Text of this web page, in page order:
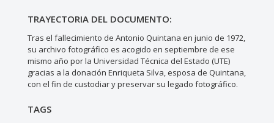
TRAYECTORIA DEL DOCUMENTO:
Tras el fallecimiento de Antonio Quintana en junio de 1972,
su archivo fotográfico es acogido en septiembre de ese
mismo año por la Universidad Técnica del Estado (UTE)
gracias a la donación Enriqueta Silva, esposa de Quintana,
con el fin de custodiar y preservar su legado fotográfico.
TAGS